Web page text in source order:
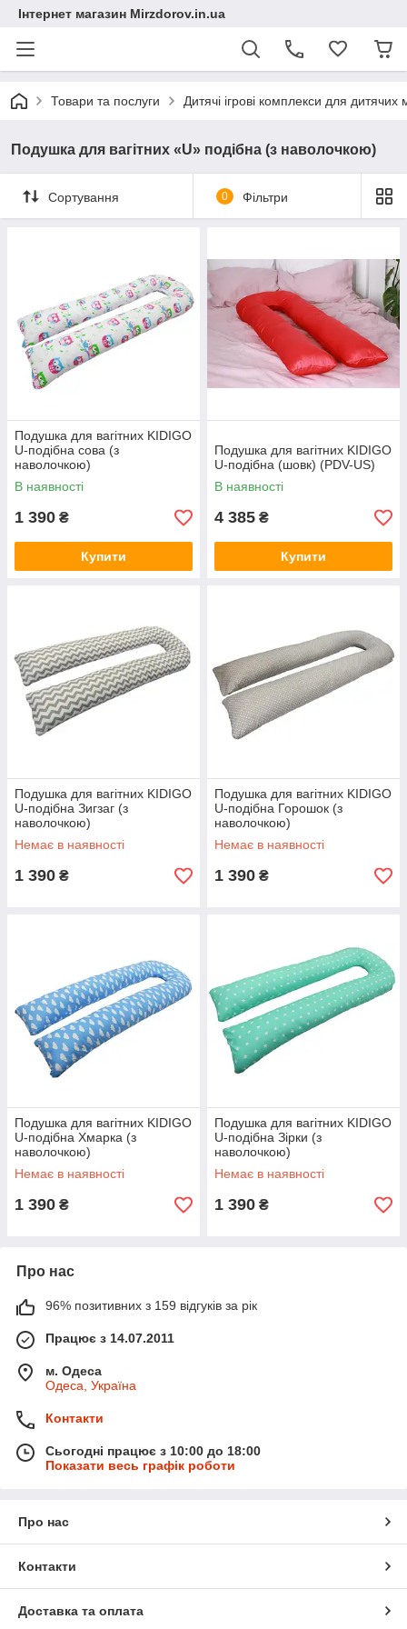
Інтернет магазин Mirzdorov.in.ua
Товари та послуги Дитячі ігрові комплекси для
Подушка для вагітних «U» подібна (з наволочкою)
Сортування 0 Фільтри
Подушка для вагітних KIDIGO
U-подібна сова (з
наволочкою)
В наявності
1 390 ₴
Купити
Подушка для вагітних KIDIGO
U-подібна (шовк) (PDV-US)
В наявності
4 385 ₴
Купити
Подушка для вагітних KIDIGO
U-подібна Зигзаг (з
наволочкою)
Немає в наявності
1 390 ₴
Подушка для вагітних KIDIGO
U-подібна Горошок (з
наволочкою)
Немає в наявності
1 390 ₴
Подушка для вагітних KIDIGO
U-подібна Хмарка (з
наволочкою)
Немає в наявності
1 390 ₴
Подушка для вагітних KIDIGO
U-подібна Зірки (з
наволочкою)
Немає в наявності
1 390 ₴
Про нас
96% позитивних з 159 відгуків за рік
Працює з 14.07.2011
м. Одеса
Одеса, Україна
Контакти
Сьогодні працює з 10:00 до 18:00
Показати весь графік роботи
Про нас
Контакти
Доставка та оплата